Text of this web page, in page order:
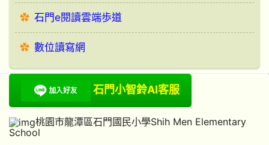
石門e閱讀雲端歩道
數位讀寫網
石門小智鈴AI客服
桃園市龍潭區石門國民小學Shih Men Elementary
School